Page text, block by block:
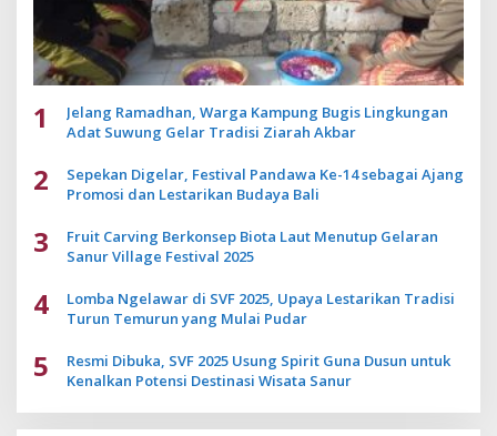
1
Jelang Ramadhan, Warga Kampung Bugis Lingkungan
Adat Suwung Gelar Tradisi Ziarah Akbar
2
Sepekan Digelar, Festival Pandawa Ke-14 sebagai Ajang
Promosi dan Lestarikan Budaya Bali
3
Fruit Carving Berkonsep Biota Laut Menutup Gelaran
Sanur Village Festival 2025
4
Lomba Ngelawar di SVF 2025, Upaya Lestarikan Tradisi
Turun Temurun yang Mulai Pudar
5
Resmi Dibuka, SVF 2025 Usung Spirit Guna Dusun untuk
Kenalkan Potensi Destinasi Wisata Sanur